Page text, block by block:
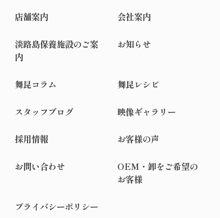
店舗案内 会社案内
淡路島保養施設のご案
内
お知らせ
舞昆コラム 舞昆レシピ
スタッフブログ 映像ギャラリー
採用情報 お客様の声
お問い合わせ
OEM・卸をご希望の
お客様
プライバシーポリシー